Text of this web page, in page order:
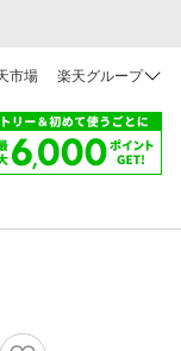
市場 楽天グループ